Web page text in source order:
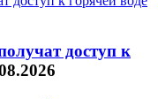
доступ к